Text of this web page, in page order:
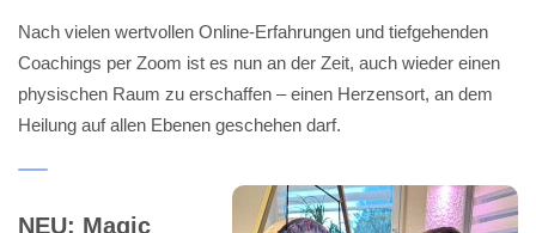
Nach vielen wertvollen Online-Erfahrungen und tiefgehenden
Coachings per Zoom ist es nun an der Zeit, auch wieder einen
physischen Raum zu erschaffen – einen Herzensort, an dem
Heilung auf allen Ebenen geschehen darf.
NEU: Magic